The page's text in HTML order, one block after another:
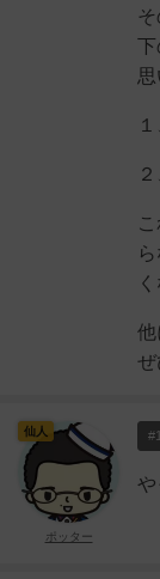
下
思
他
ぜ
#1
や
仙人
ポッター